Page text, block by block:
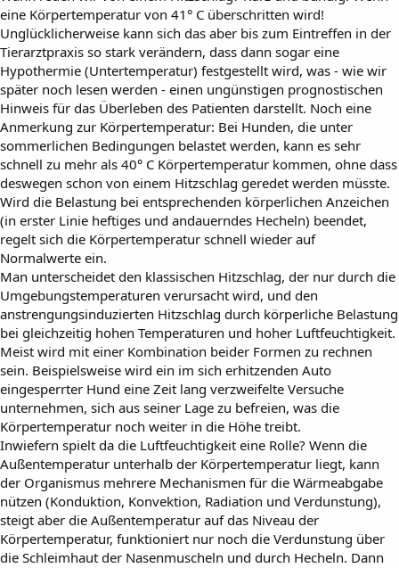
eine Körpertemperatur von 41° C überschritten wird!
Unglücklicherweise kann sich das aber bis zum Eintreffen in der
Tierarztpraxis so stark verändern, dass dann sogar eine
Hypothermie (Untertemperatur) festgestellt wird, was - wie wir
später noch lesen werden - einen ungünstigen prognostischen
Hinweis für das Überleben des Patienten darstellt. Noch eine
Anmerkung zur Körpertemperatur: Bei Hunden, die unter
sommerlichen Bedingungen belastet werden, kann es sehr
schnell zu mehr als 40° C Körpertemperatur kommen, ohne dass
deswegen schon von einem Hitzschlag geredet werden müsste.
Wird die Belastung bei entsprechenden körperlichen Anzeichen
(in erster Linie heftiges und andauerndes Hecheln) beendet,
regelt sich die Körpertemperatur schnell wieder auf
Normalwerte ein.
Man unterscheidet den klassischen Hitzschlag, der nur durch die
Umgebungstemperaturen verursacht wird, und den
anstrengungsinduzierten Hitzschlag durch körperliche Belastung
bei gleichzeitig hohen Temperaturen und hoher Luftfeuchtigkeit.
Meist wird mit einer Kombination beider Formen zu rechnen
sein. Beispielsweise wird ein im sich erhitzenden Auto
eingesperrter Hund eine Zeit lang verzweifelte Versuche
unternehmen, sich aus seiner Lage zu befreien, was die
Körpertemperatur noch weiter in die Höhe treibt.
Inwiefern spielt da die Luftfeuchtigkeit eine Rolle? Wenn die
Außentemperatur unterhalb der Körpertemperatur liegt, kann
der Organismus mehrere Mechanismen für die Wärmeabgabe
nützen (Konduktion, Konvektion, Radiation und Verdunstung),
steigt aber die Außentemperatur auf das Niveau der
Körpertemperatur, funktioniert nur noch die Verdunstung über
die Schleimhaut der Nasenmuscheln und durch Hecheln. Dann